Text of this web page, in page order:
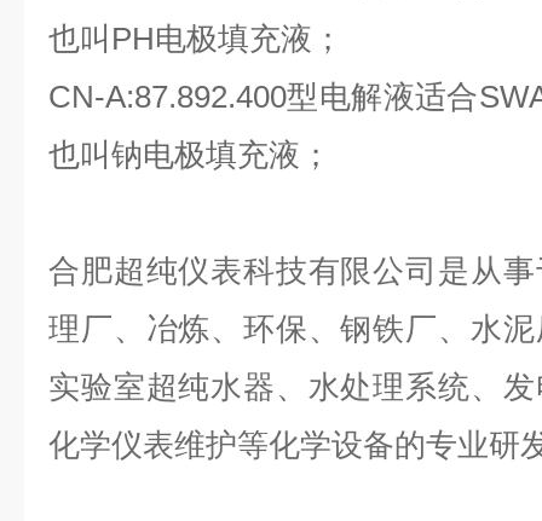
也叫PH电极填充液；
CN-A:87.892.400型电解液适合
也叫钠电极填充液；
合肥超纯仪表科技有限公司是从
理厂、冶炼、环保、钢铁厂、水
实验室超纯水器、水处理系统、
化学仪表维护等化学设备的专业研